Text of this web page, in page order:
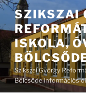
Tartalomhoz
SZIKSZAI
ISKOLA,
Szikszai György
Bölcsőde információs